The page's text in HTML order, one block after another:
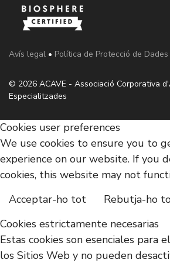
Avís legal • Política de Protecció de Dades
© 2026 ACAVE - Associació Corporativa
Especialitzades
Cookies user preferences
We use cookies to ensure you to
experience on our website. If you
cookies, this website may not
Acceptar-ho tot
Rebutja-ho
Cookies estrictamente necesarias
Estas cookies son esenciales para
los Sitios Web y no pueden